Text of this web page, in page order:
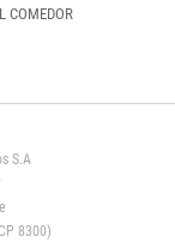
COMEDOR
S.A
8300)